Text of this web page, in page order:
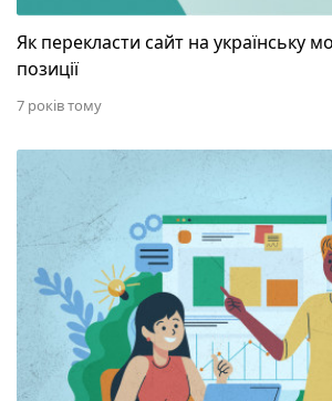
Як перекласти сайт на українську
позиції
7 років тому
Низькочастотні ключові слова